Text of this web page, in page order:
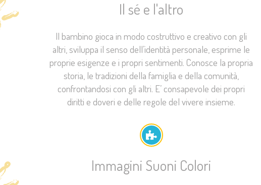
Il sé e l'altro
Il bambino gioca in modo costruttivo e creativo con gli
altri, sviluppa il senso dell’identità personale, esprime le
proprie esigenze e i propri sentimenti. Conosce la propria
storia, le tradizioni della famiglia e della comunità,
confrontandosi con gli altri. E’ consapevole dei propri
diritti e doveri e delle regole del vivere insieme.
Immagini Suoni Colori